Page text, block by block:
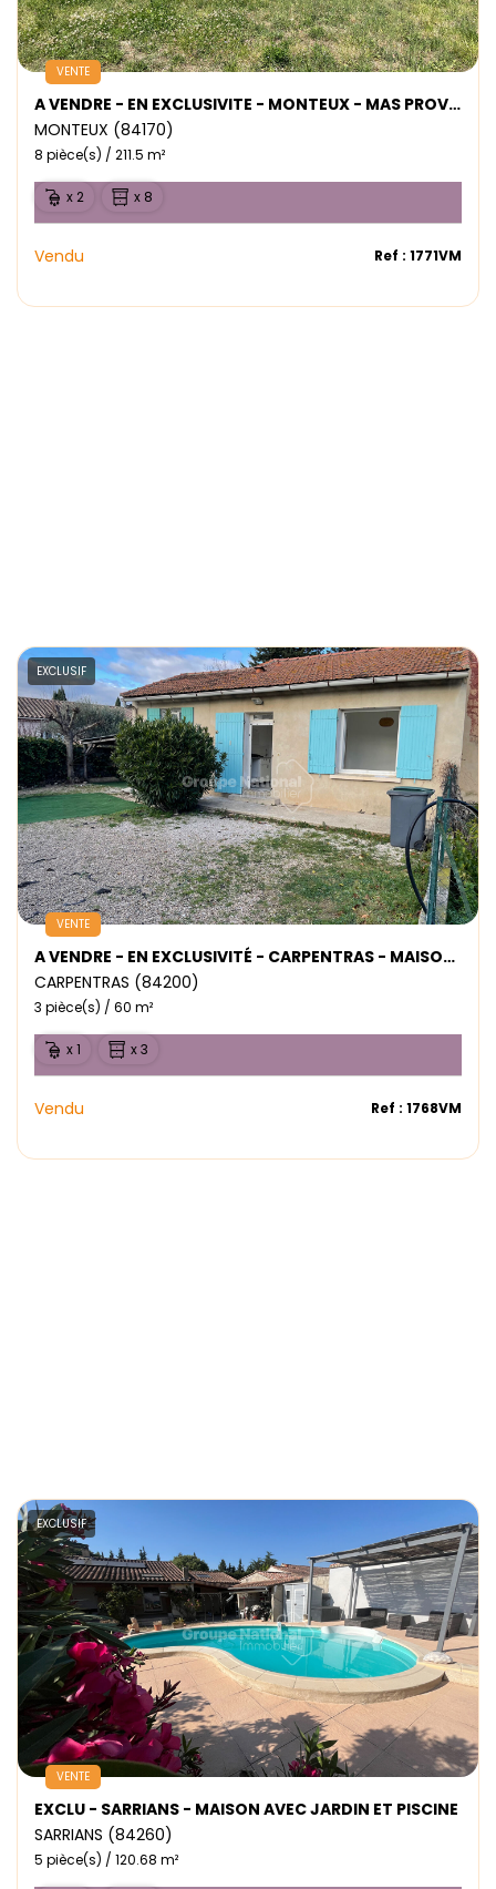
VENTE
A VENDRE - EN EXCLUSIVITE - MONTEUX - MAS PROVENCAL - 2 HABITATIONS
MONTEUX (84170)
8 pièce(s) / 211.5 m²
x 2 x 8
Vendu Ref : 1771VM
EXCLUSIF
VENTE
A VENDRE - EN EXCLUSIVITÉ - CARPENTRAS - MAISON Type3
CARPENTRAS (84200)
3 pièce(s) / 60 m²
x 1 x 3
Vendu Ref : 1768VM
EXCLUSIF
VENTE
EXCLU - SARRIANS - MAISON AVEC JARDIN ET PISCINE
SARRIANS (84260)
5 pièce(s) / 120.68 m²